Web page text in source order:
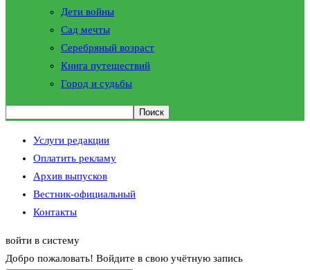
Дети войны
Сад мечты
Серебряный возраст
Книга путешествий
Город и судьбы
Услуги редакции
Оплатить рекламу
Архив выпусков
Вестник-официальный
Контакты
войти в систему
Добро пожаловать! Войдите в свою учётную запись